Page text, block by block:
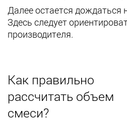
Далее остается дождаться
Здесь следует
производителя.
Как правильно
рассчитать объем
смеси?